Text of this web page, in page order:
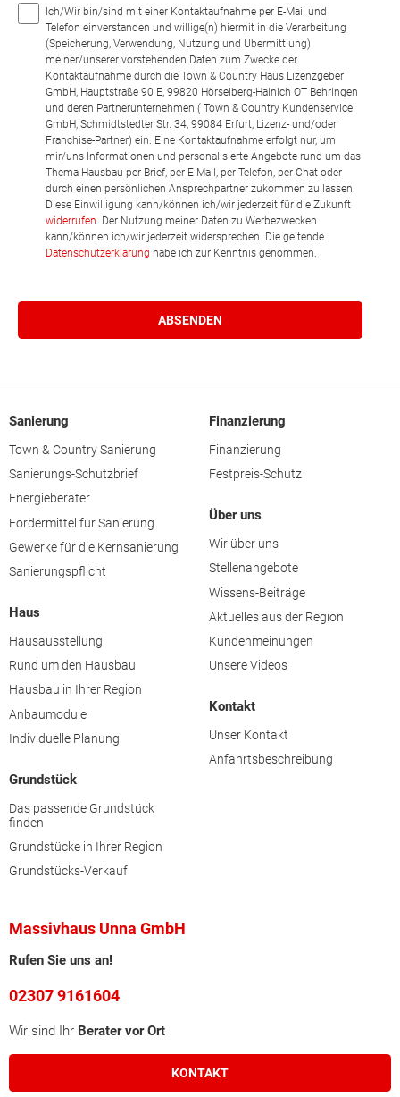
Ich/Wir bin/sind mit einer Kontaktaufnahme per E-Mail und
Telefon einverstanden und willige(n) hiermit in die Verarbeitung
(Speicherung, Verwendung, Nutzung und Übermittlung)
meiner/unserer vorstehenden Daten zum Zwecke der
Kontaktaufnahme durch die Town & Country Haus Lizenzgeber
GmbH, Hauptstraße 90 E, 99820 Hörselberg-Hainich OT Behringen
und deren Partnerunternehmen ( Town & Country Kundenservice
GmbH, Schmidtstedter Str. 34, 99084 Erfurt, Lizenz- und/oder
Franchise-Partner) ein. Eine Kontaktaufnahme erfolgt nur, um
mir/uns Informationen und personalisierte Angebote rund um das
Thema Hausbau per Brief, per E-Mail, per Telefon, per Chat oder
durch einen persönlichen Ansprechpartner zukommen zu lassen.
Diese Einwilligung kann/können ich/wir jederzeit für die Zukunft
widerrufen . Der Nutzung meiner Daten zu Werbezwecken
kann/können ich/wir jederzeit widersprechen. Die geltende
Datenschutzerklärung habe ich zur Kenntnis genommen.
Sanierung
Town & Country Sanierung
Sanierungs-Schutzbrief
Energieberater
Fördermittel für Sanierung
Gewerke für die Kernsanierung
Sanierungspflicht
Haus
Hausausstellung
Rund um den Hausbau
Hausbau in Ihrer Region
Anbaumodule
Individuelle Planung
Grundstück
Das passende Grundstück
finden
Grundstücke in Ihrer Region
Grundstücks-Verkauf
Finanzierung
Finanzierung
Festpreis-Schutz
Über uns
Wir über uns
Stellenangebote
Wissens-Beiträge
Aktuelles aus der Region
Kundenmeinungen
Unsere Videos
Kontakt
Unser Kontakt
Anfahrtsbeschreibung
Massivhaus Unna GmbH
Rufen Sie uns an!
02307 9161604
Wir sind Ihr Berater vor Ort
KONTAKT